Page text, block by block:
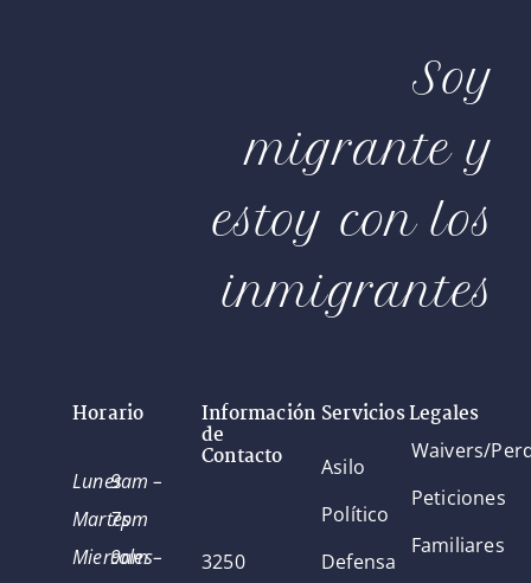
Soy
migrante y
estoy con los
inmigrantes
Horario
Lunes
Martes
Miercoles
9am –
7pm
9am –
Información
de
Contacto
3250
Servicios Legales
Asilo
Político
Defensa
Waivers/
Peticiones
Familiares